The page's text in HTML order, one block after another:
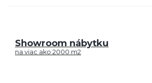
Showroom nábytku
na viac ako 2000 m2